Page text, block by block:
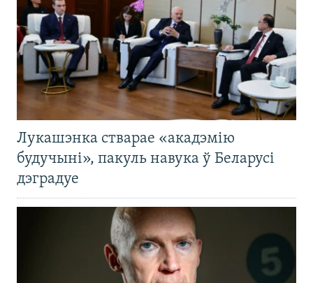
Лукашэнка стварае «акадэмію
будучыні», пакуль навука ў Беларусі
дэградуе